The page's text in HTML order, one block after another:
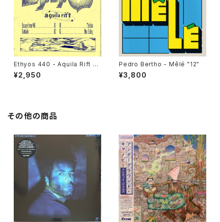
Ethyos 440 - Aquila Rift "1
2"
¥2,950
Pedro Bertho - Mêlé "12"
¥3,800
その他の商品